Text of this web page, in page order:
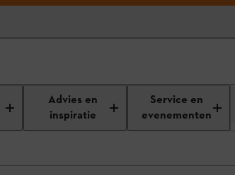
Advies en
inspiratie
Service en
evenementen